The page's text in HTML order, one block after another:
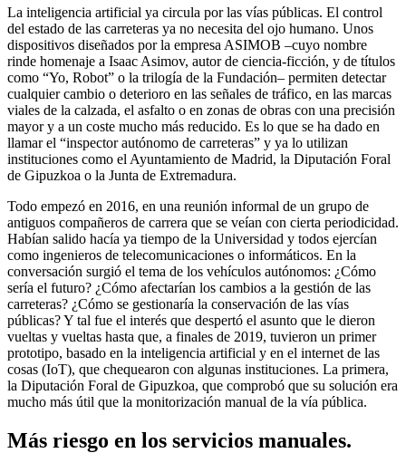
La inteligencia artificial ya circula por las vías públicas. El control
del estado de las carreteras ya no necesita del ojo humano. Unos
dispositivos diseñados por la empresa ASIMOB –cuyo nombre
rinde homenaje a Isaac Asimov, autor de ciencia-ficción, y de títulos
como “Yo, Robot” o la trilogía de la Fundación– permiten detectar
cualquier cambio o deterioro en las señales de tráfico, en las marcas
viales de la calzada, el asfalto o en zonas de obras con una precisión
mayor y a un coste mucho más reducido. Es lo que se ha dado en
llamar el “inspector autónomo de carreteras” y ya lo utilizan
instituciones como el Ayuntamiento de Madrid, la Diputación Foral
de Gipuzkoa o la Junta de Extremadura.
Todo empezó en 2016, en una reunión informal de un grupo de
antiguos compañeros de carrera que se veían con cierta periodicidad.
Habían salido hacía ya tiempo de la Universidad y todos ejercían
como ingenieros de telecomunicaciones o informáticos. En la
conversación surgió el tema de los vehículos autónomos: ¿Cómo
sería el futuro? ¿Cómo afectarían los cambios a la gestión de las
carreteras? ¿Cómo se gestionaría la conservación de las vías
públicas? Y tal fue el interés que despertó el asunto que le dieron
vueltas y vueltas hasta que, a finales de 2019, tuvieron un primer
prototipo, basado en la inteligencia artificial y en el internet de las
cosas (IoT), que chequearon con algunas instituciones. La primera,
la Diputación Foral de Gipuzkoa, que comprobó que su solución era
mucho más útil que la monitorización manual de la vía pública.
Más riesgo en los servicios manuales.